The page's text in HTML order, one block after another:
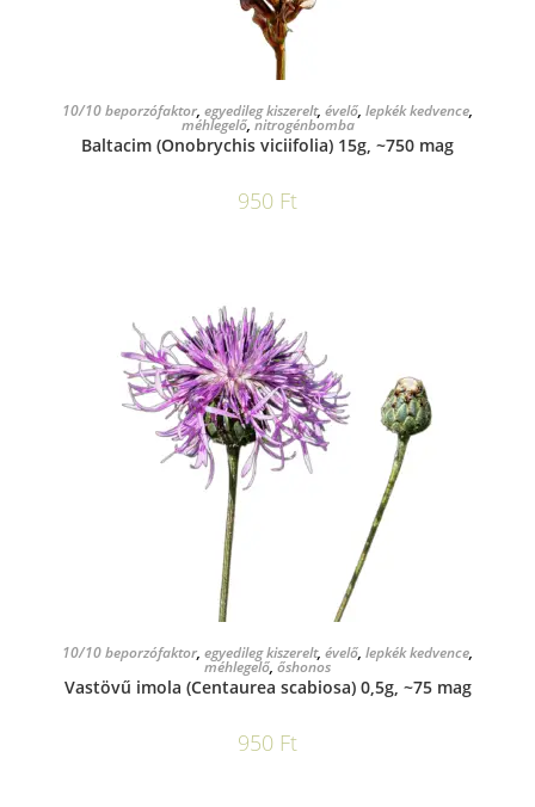
KOSÁRBA TESZEM
10/10 beporzófaktor, egyedileg kiszerelt, évelő, lepkék kedvence,
méhlegelő, nitrogénbomba
Baltacim (Onobrychis viciifolia) 15g, ~750 mag
950 Ft
KOSÁRBA TESZEM
10/10 beporzófaktor, egyedileg kiszerelt, évelő, lepkék kedvence,
méhlegelő, őshonos
Vastövű imola (Centaurea scabiosa) 0,5g, ~75 mag
950 Ft